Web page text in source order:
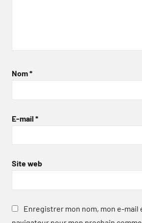
Nom*
E-mail *
Site web
Enregistrer mon nom, mon e-mail